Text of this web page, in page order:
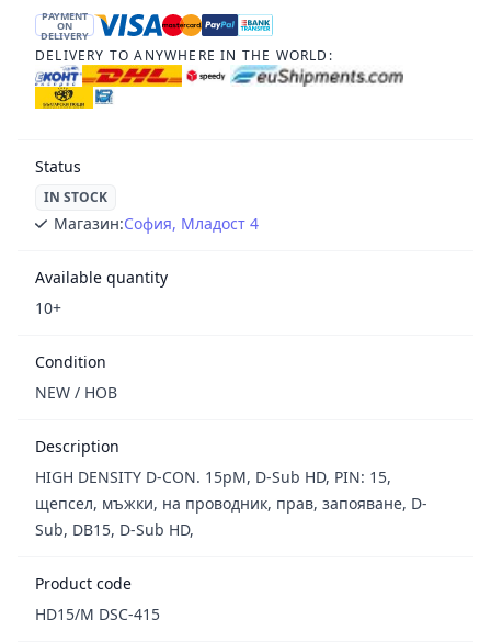
PAYMENT
ON
DELIVERY
DELIVERY TO ANYWHERE IN THE WORLD:
Status
IN STOCK
Магазин:София, Младост 4
Available quantity
10+
Condition
NEW / НОВ
Description
HIGH DENSITY D-CON. 15pM, D-Sub HD, PIN: 15,
щепсел, мъжки, на проводник, прав, запояване, D-
Sub, DB15, D-Sub HD,
Product code
HD15/M DSC-415